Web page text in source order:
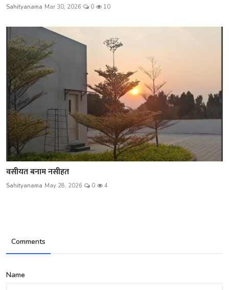
Sahityanama Mar 30, 2026 0 10
वसीयत बनाम नसीहत
Sahityanama May 28, 2026 0 4
Comments
Name